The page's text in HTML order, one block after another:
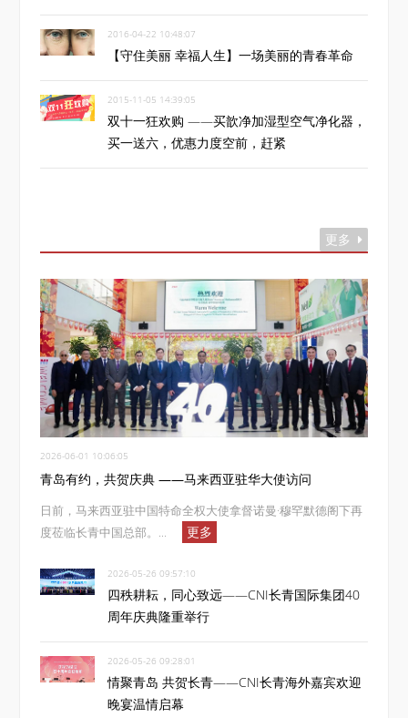
2016-04-22 10:48:07
【守住美丽 幸福人生】一场美丽的青春革命
2015-11-05 14:39:05
双十一狂欢购 ——买歆净加湿型空气净化器，
买一送六，优惠力度空前，赶紧
更多
2026-06-01 10:06:05
青岛有约，共贺庆典 ——马来西亚驻华大使访问
日前，马来西亚驻中国特命全权大使拿督诺曼·穆罕默德阁下再
度莅临长青中国总部。...
更多
2026-05-26 09:57:10
四秩耕耘，同心致远——CNI长青国际集团40
周年庆典隆重举行
2026-05-26 09:28:01
情聚青岛 共贺长青——CNI长青海外嘉宾欢迎
晚宴温情启幕